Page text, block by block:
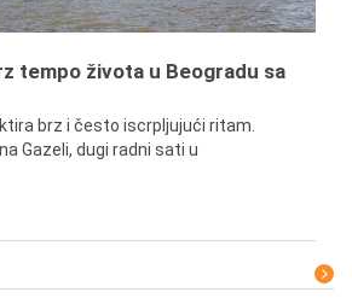
tempo života u Beogradu sa
brz i često iscrpljujući ritam.
Gazeli, dugi radni sati u